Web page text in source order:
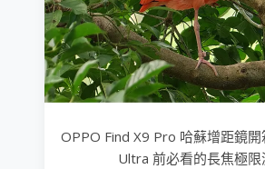
OPPO Find X9 Pro 哈蘇增距鏡
Ultra 前必看的長焦極限